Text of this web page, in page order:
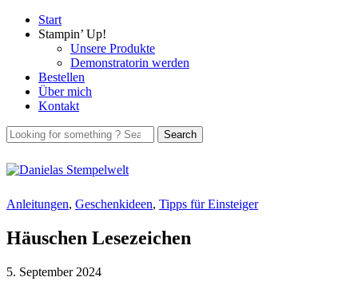
Start
Stampin’ Up!
Unsere Produkte
Demonstratorin werden
Bestellen
Über mich
Kontakt
Anleitungen, Geschenkideen, Tipps für Einsteiger
Häuschen Lesezeichen
5. September 2024